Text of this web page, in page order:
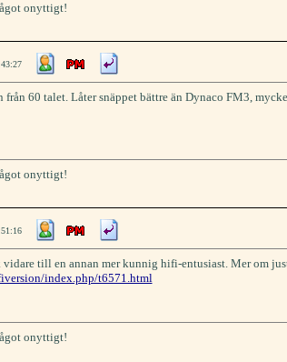
onyttigt!
från 60 talet. Låter snäppet bättre än Dynaco FM3,
onyttigt!
till en annan mer kunnig hifi-entusiast. Mer om
index.php/t6571.html
onyttigt!